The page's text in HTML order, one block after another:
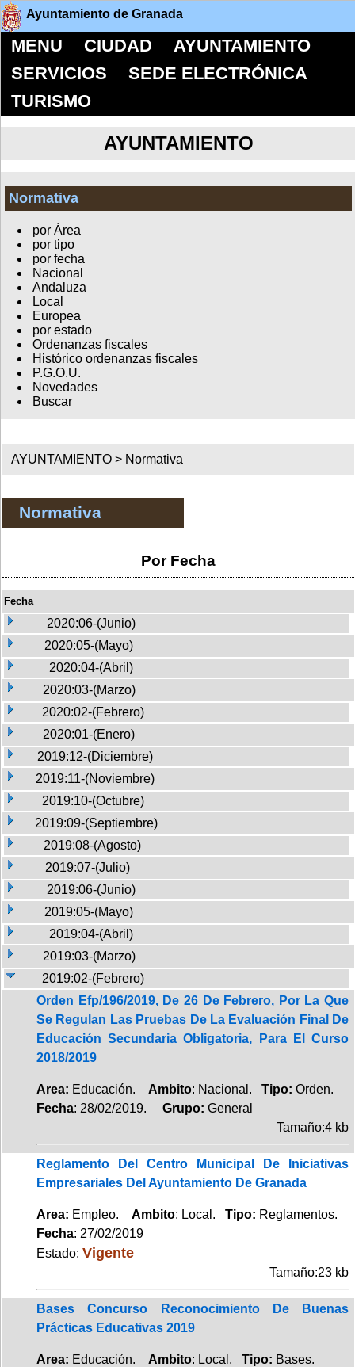
Ayuntamiento de Granada
MENU CIUDAD
AYUNTAMIENTO
SERVICIOS
SEDE ELECTRÓNICA
TURISMO
AYUNTAMIENTO
Normativa
por Área
por tipo
por fecha
Nacional
Andaluza
Local
Europea
por estado
Ordenanzas fiscales
Histórico ordenanzas fiscales
P.G.O.U.
Novedades
Buscar
AYUNTAMIENTO > Normativa
Normativa
Por Fecha
Fecha
2020:06-(Junio)
2020:05-(Mayo)
2020:04-(Abril)
2020:03-(Marzo)
2020:02-(Febrero)
2020:01-(Enero)
2019:12-(Diciembre)
2019:11-(Noviembre)
2019:10-(Octubre)
2019:09-(Septiembre)
2019:08-(Agosto)
2019:07-(Julio)
2019:06-(Junio)
2019:05-(Mayo)
2019:04-(Abril)
2019:03-(Marzo)
2019:02-(Febrero)
Orden Efp/196/2019, De 26 De Febrero, Por La Que
Se Regulan Las Pruebas De La Evaluación Final De
Educación Secundaria Obligatoria, Para El Curso
2018/2019
Area: Educación. Ambito: Nacional. Tipo: Orden.
Fecha: 28/02/2019. Grupo: General
Tamaño:4 kb
Reglamento Del Centro Municipal De Iniciativas
Empresariales Del Ayuntamiento De Granada
Area: Empleo. Ambito: Local. Tipo: Reglamentos.
Fecha: 27/02/2019
Estado: Vigente
Tamaño:23 kb
Bases Concurso Reconocimiento De Buenas
Prácticas Educativas 2019
Area: Educación. Ambito: Local. Tipo: Bases.